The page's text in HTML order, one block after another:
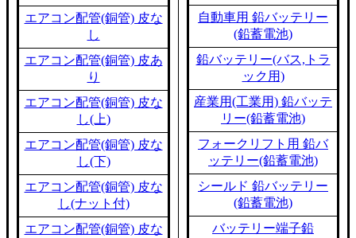
エアコン配管(銅管) 皮な
し
エアコン配管(銅管) 皮あ
り
エアコン配管(銅管) 皮な
し(上)
エアコン配管(銅管) 皮な
し(下)
エアコン配管(銅管) 皮な
し(ナット付)
エアコン配管(銅管) 皮な
自動車用 鉛バッテリー
(鉛蓄電池)
鉛バッテリー(バス,トラ
ック用)
産業用(工業用) 鉛バッテ
リー(鉛蓄電池)
フォークリフト用 鉛バ
ッテリー(鉛蓄電池)
シールド 鉛バッテリー
(鉛蓄電池)
バッテリー端子鉛